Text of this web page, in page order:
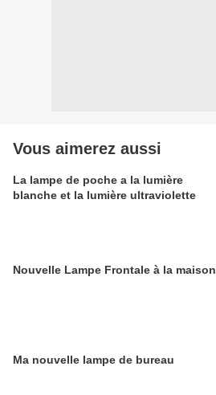
Vous aimerez aussi
La lampe de poche a la lumière
blanche et la lumière ultraviolette
Nouvelle Lampe Frontale à la maison
Ma nouvelle lampe de bureau